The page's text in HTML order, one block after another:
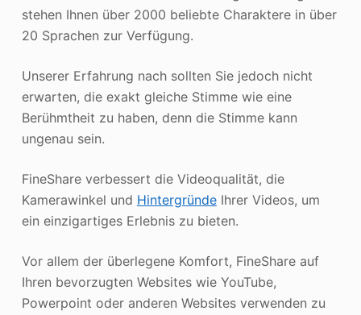
stehen Ihnen über 2000 beliebte Charaktere in über
20 Sprachen zur Verfügung.
Unserer Erfahrung nach sollten Sie jedoch nicht
erwarten, die exakt gleiche Stimme wie eine
Berühmtheit zu haben, denn die Stimme kann
ungenau sein.
FineShare verbessert die Videoqualität, die
Kamerawinkel und HintergründeIhrer Videos, um
ein einzigartiges Erlebnis zu bieten.
Vor allem der überlegene Komfort, FineShare auf
Ihren bevorzugten Websites wie YouTube,
Powerpoint oder anderen Websites verwenden zu